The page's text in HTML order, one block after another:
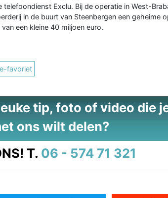
telefoondienst Exclu. Bij de operatie in West-
in de buurt van Steenbergen een geheime
een kleine 40 miljoen euro.
favoriet
tip, foto of video die
ons wilt delen?
T. 06 - 574 71 321